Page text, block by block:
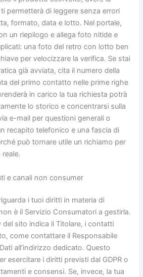
permetterà di leggere senza errori
formato, data e lotto. Nel portale,
un riepilogo e allega foto nitide e
una foto del retro con lotto ben
per velocizzare la verifica. Se stai
già avviata, cita il numero della
del primo contatto nelle prime righe
in carico la tua richiesta potrà
lo storico e concentrarsi sulla
e-mail per questioni generali o
recapito telefonico e una fascia di
può tornare utile un richiamo per
e canali non consumer
i tuoi diritti in materia di
è il Servizio Consumatori a gestirla.
del sito indica il Titolare, i contatti
come contattare il Responsabile
all’indirizzo dedicato. Questo
esercitare i diritti previsti dal GDPR o
e consensi. Se, invece, la tua